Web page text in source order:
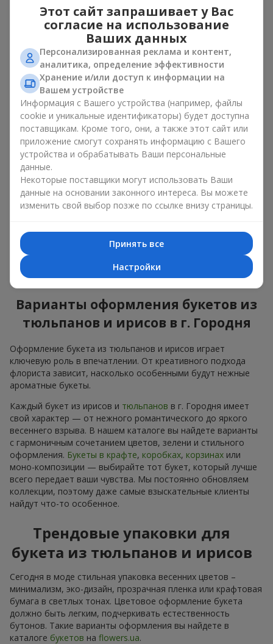
выглядит как изысканный романтический жест;
для женщины на работе– сдержанное и элегантное
на день рождения– цветы в виде букета из
тюльпанов и ирисов добавляют праздника и
свежести.
В каждом случае композиция из нежных бутонов
тюльпанов и ирисов подчеркивает заботу и внимание к
деталям.
Психология цветов в букетах
из тюльпанов и ирисов
Цвета в весенней флористике имеют большое значение.
Голубо-желтые оттенки в композиции символизируют
классическое сочетание контрастных цветов вбукетеиз
тюльпанов и ирисов выглядит свежо и элегантно. Желтые
тюльпаны дарят ощущение радости, а
синие и фиолетовые
ирисы
– спокойствие и стабильность. Такой букет создаёт
яркое весеннее настроение и заряжает позитивом.
Варианты оформления букетов из
тюльпанов и ирисов в г. Городня
Оформление букета из тюльпанов и ирисов играет
ключевую роль в впечатлении. От креативного подхода
флориста зависит, насколько особенными будут нежные
ароматные букеты.
Каждый букет из ирисов и тюльпанов в г. Городня имеет
свой характер — от нежного романтического до яркого
весеннего взрыва. В нашем каталоге вы найдете варианты
с гармоничным сочетанием цветов, зелени и стильного
оформления. Букеты в крафте, коробках, корзинах или
моно-композиции — выбирайте тот букет, который лучше
всего передает ваши чувства. Мы постоянно обновляем
коллекции, поэтому даже самые взыскательные клиенты
найдут что-то особенное.
Трендовые упаковки для
букета из тюльпанов и ирисов
Сегодня в моде стильная упаковка весенних цветов –
минимализм, эко-дизайн, прозрачная пленка или крафтовая
бумага в светлых тонах. Цветовое оформление букета
должно быть легким, подчеркивать естественность
бутонов. Такие варианты оформления вы найдете в
каталоге букетов на flowers.ua.
Этот сайт запрашивает у Вас
согласие на использование
Ваших данных
Персонализированная реклама и контент,
аналитика, определение эффективности
Хранение и/или доступ к информации на
Вашем устройстве
Информация с Вашего устройства (например, файлы
cookie и уникальные идентификаторы) будет доступна
поставщикам. Кроме того, они, а также этот сайт или
приложение смогут сохранять информацию с Вашего
устройства и обрабатывать Ваши персональные
данные.
Некоторые поставщики могут использовать Ваши
данные на основании законного интереса. Вы можете
изменить свой выбор позже по ссылке внизу страницы.
Принять все
Настройки